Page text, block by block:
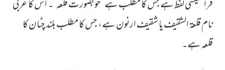
فرانسیسی لفظ ہے جس کا مطلب ہے ’خوبصورت قلعہ‘۔ اس کا عربی
نام قلعۃ الشقیف یا شقيف ارنون ہے، جس کا مطلب بلند چٹان کا
قلعہ ہے۔